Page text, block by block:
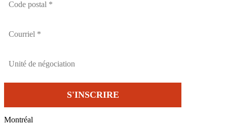
Montréal